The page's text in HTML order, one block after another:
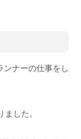
ンナーの仕事をし
ました。